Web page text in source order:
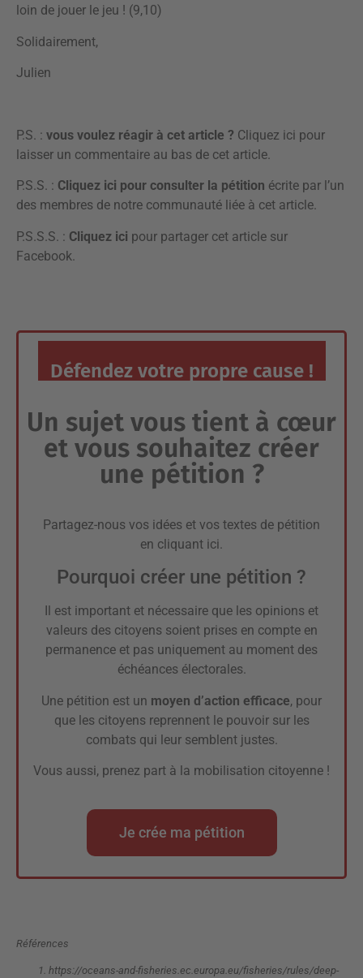
loin de jouer le jeu ! (9,10)
Solidairement,
Julien
P.S. : vous voulez réagir à cet article ? Cliquez ici pour
laisser un commentaire au bas de cet article.
P.S.S. : Cliquez ici pour consulter la pétition écrite par l’un
des membres de notre communauté liée à cet article.
P.S.S.S. : Cliquez ici pour partager cet article sur
Facebook.
Défendez votre propre cause !
Un sujet vous tient à cœur
et vous souhaitez créer
une pétition ?
Partagez-nous vos idées et vos textes de pétition
en cliquant ici.
Pourquoi créer une pétition ?
Il est important et nécessaire que les opinions et
valeurs des citoyens soient prises en compte en
permanence et pas uniquement au moment des
échéances électorales.
Une pétition est un moyen d’action efficace, pour
que les citoyens reprennent le pouvoir sur les
combats qui leur semblent justes.
Vous aussi, prenez part à la mobilisation citoyenne !
Je crée ma pétition
Références
https://oceans-and-fisheries.ec.europa.eu/fisheries/rules/deep-